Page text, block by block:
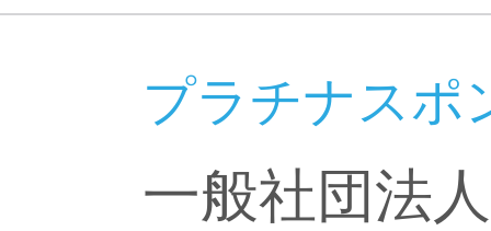
プラチナスポ
一般社団法